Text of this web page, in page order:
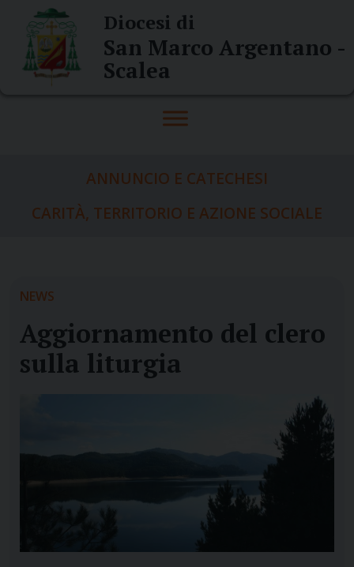
content
Diocesi di
San Marco Argentano -
Scalea
ANNUNCIO E CATECHESI
CARITÀ, TERRITORIO E AZIONE SOCIALE
NEWS
Aggiornamento del clero
sulla liturgia